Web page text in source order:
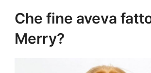
Che fine aveva
Merry?